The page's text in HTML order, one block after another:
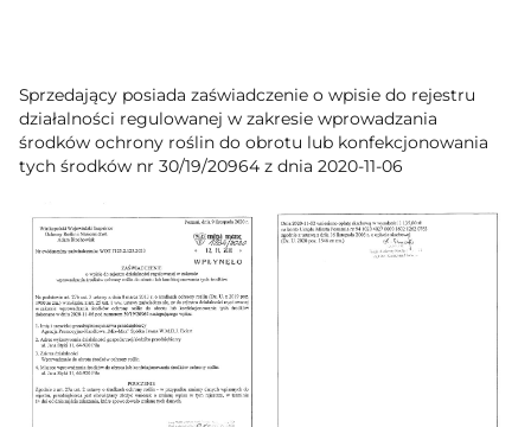
Sprzedający posiada zaświadczenie o wpisie do rejestru
działalności regulowanej w zakresie wprowadzania
środków ochrony roślin do obrotu lub konfekcjonowania
tych środków nr 30/19/20964 z dnia 2020-11-06